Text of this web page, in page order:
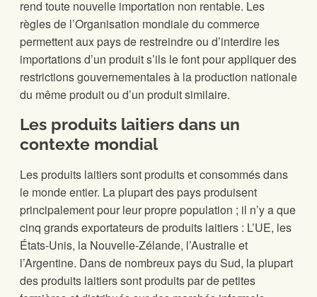
rend toute nouvelle importation non rentable. Les
règles de l’Organisation mondiale du commerce
permettent aux pays de restreindre ou d’interdire les
importations d’un produit s’ils le font pour appliquer des
restrictions gouvernementales à la production nationale
du même produit ou d’un produit similaire.
Les produits laitiers dans un
contexte mondial
Les produits laitiers sont produits et consommés dans
le monde entier. La plupart des pays produisent
principalement pour leur propre population ; il n’y a que
cinq grands exportateurs de produits laitiers : L’UE, les
États-Unis, la Nouvelle-Zélande, l’Australie et
l’Argentine. Dans de nombreux pays du Sud, la plupart
des produits laitiers sont produits par de petites